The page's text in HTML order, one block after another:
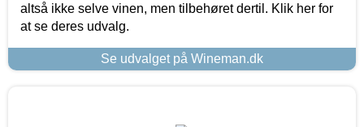
altså ikke selve vinen, men tilbehøret dertil. Klik her for
at se deres udvalg.
Se udvalget på Wineman.dk